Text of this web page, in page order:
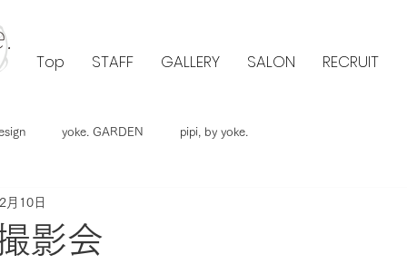
Top STAFF GALLERY SALON RECRUIT
yoke. GARDEN pipi, by yoke.
影会
月10日